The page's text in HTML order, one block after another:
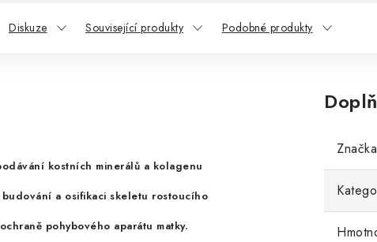
Diskuze Související produkty Podobné produkty
kostních minerálů a kolagenu
a osifikaci skeletu rostoucího
pohybového aparátu matky.
Značka